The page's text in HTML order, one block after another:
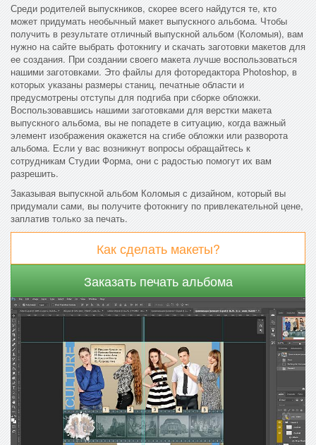
Среди родителей выпускников, скорее всего найдутся те, кто
может придумать необычный макет выпускного альбома. Чтобы
получить в результате отличный выпускной альбом (Коломыя), вам
нужно на сайте выбрать фотокнигу и скачать заготовки макетов для
ее создания. При создании своего макета лучше воспользоваться
нашими заготовками. Это файлы для фоторедактора Photoshop, в
которых указаны размеры станиц, печатные области и
предусмотрены отступы для подгиба при сборке обложки.
Воспользовавшись нашими заготовками для верстки макета
выпускного альбома, вы не попадете в ситуацию, когда важный
элемент изображения окажется на сгибе обложки или разворота
альбома. Если у вас возникнут вопросы обращайтесь к
сотрудникам Студии Форма, они с радостью помогут их вам
разрешить.
Заказывая выпускной альбом Коломыя с дизайном, который вы
придумали сами, вы получите фотокнигу по привлекательной цене,
заплатив только за печать.
Как сделать макеты?
Заказать печать альбома